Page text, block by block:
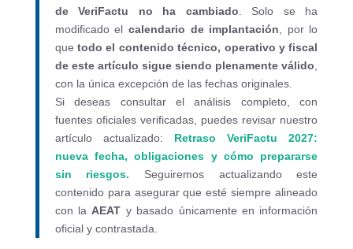
de VeriFactu no ha cambiado. Solo se ha
modificado el calendario de implantación, por lo
quetodo el contenido técnico, operativo y fiscal
de este artículo sigue siendo plenamente válido,
con la única excepción de las fechas originales.
Si deseas consultar el análisis completo, con
fuentes oficiales verificadas, puedes revisar nuestro
artículo actualizado: Retraso VeriFactu 2027:
nueva fecha, obligaciones y cómo prepararse
sin riesgos. Seguiremos actualizando este
contenido para asegurar que esté siempre alineado
con laAEAT y basado únicamente en información
oficial y contrastada.